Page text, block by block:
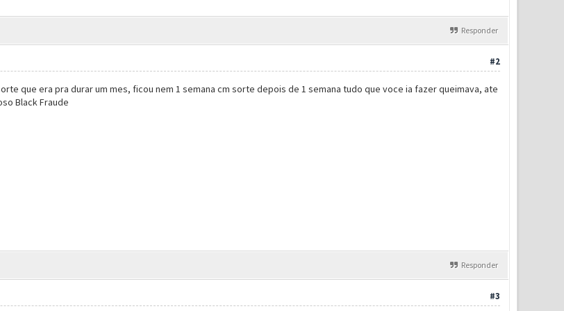
Responder
#2
que era pra durar um mes, ficou nem 1 semana cm sorte depois de 1 semana tudo que voce ia fazer queimava, ate
Black Fraude
Responder
#3